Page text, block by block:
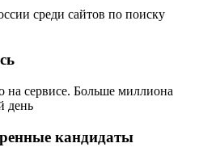
среди сайтов по поиску
на сервисе. Больше миллиона
день
кандидаты